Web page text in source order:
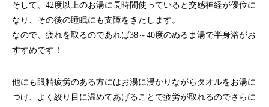
そして、42度以上のお湯に長時間使っていると交感神経が優位に
なり、その後の睡眠にも支障をきたします。
なので、疲れを取るのであれば38～40度のぬるま湯で半身浴がお
すすめです！
他にも眼精疲労のある方にはお湯に浸かりながらタオルをお湯に
つけ、よく絞り目に温めてあげることで疲労が取れるのでさらに